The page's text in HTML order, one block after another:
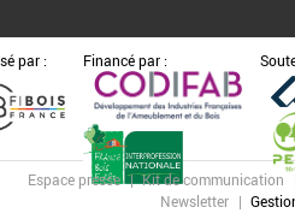
par : Financé par :
Espace presse Kit de communication
Newsletter